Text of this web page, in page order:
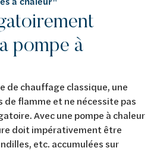
pompe à
de chauffage classique, une
de flamme et ne nécessite pas
Avec une pompe à chaleur
doit impérativement être
etc. accumulées sur